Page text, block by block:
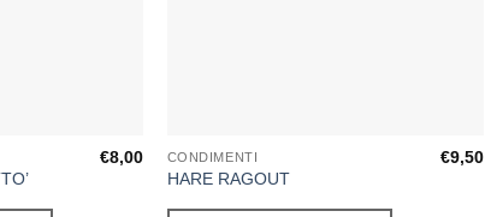
€8,00 CONDIMENTI
HARE RAGOUT
€9,50